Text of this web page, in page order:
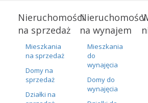
Nieruchomości
na sprzedaż
Mieszkania
na sprzedaż
Domy na
sprzedaż
Działki na
Nieruchomości
na wynajem
Mieszkania
do
wynajęcia
Domy do
wynajęcia